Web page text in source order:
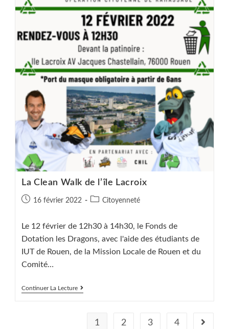
La Clean Walk de l’île Lacroix
Publication
16 février 2022
PostCitoyenneté
Le 12 février de 12h30 à 14h30, le Fonds de
Dotation les Dragons, avec l'aide des étudiants de
IUT de Rouen, de la Mission Locale de Rouen et du
Comité…
Continuer La LectureLa
1 2 3 4 Aller à